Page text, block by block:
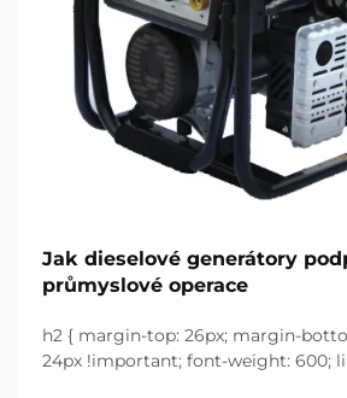
Jak dieselové generátory
průmyslové operace
h2 { margin-top: 26px; margin-
24px !important; font-weight: 600;